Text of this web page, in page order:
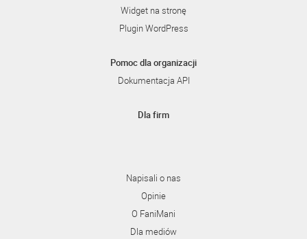
Widget na stronę
Plugin WordPress
Pomoc dla organizacji
Dokumentacja API
Dla firm
Napisali o nas
Opinie
O FaniMani
Dla mediów